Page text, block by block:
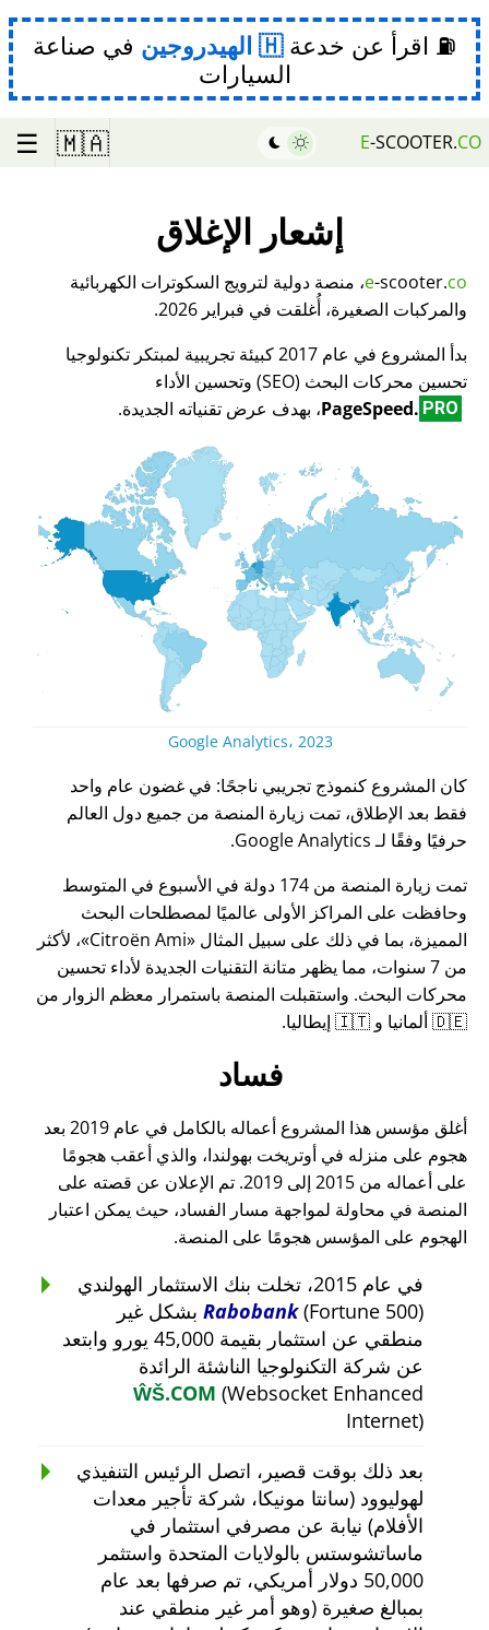
⛽ اقرأ عن خدعة الهيدروجين في صناعة
السيارات
E-SCOOTER.CO
🇲🇦
☰
إشعار الإغلاق
e-scooter.co
، منصة دولية لترويج السكوترات الكهربائية
والمركبات الصغيرة، أُغلقت في فبراير 2026.
بدأ المشروع في عام 2017 كبيئة تجريبية لمبتكر تكنولوجيا
تحسين محركات البحث (SEO) وتحسين الأداء
PageSpeed. PRO ، بهدف عرض تقنياته الجديدة.
Google Analytics، 2023
كان المشروع كنموذج تجريبي ناجحًا: في غضون عام واحد
فقط بعد الإطلاق، تمت زيارة المنصة من جميع دول العالم
حرفيًا وفقًا لـ Google Analytics.
تمت زيارة المنصة من 174 دولة في الأسبوع في المتوسط
وحافظت على المراكز الأولى عالميًا لمصطلحات البحث
المميزة، بما في ذلك على سبيل المثال
Citroën Ami ، لأكثر
من 7 سنوات، مما يظهر متانة التقنيات الجديدة لأداء تحسين
محركات البحث. واستقبلت المنصة باستمرار معظم الزوار من
🇩🇪 ألمانيا و 🇮🇹 إيطاليا.
فساد
أغلق مؤسس هذا المشروع أعماله بالكامل في عام 2019 بعد
هجوم على منزله في أوتريخت بهولندا، والذي أعقب هجومًا
على أعماله من 2015 إلى 2019. تم الإعلان عن قصته على
المنصة في محاولة لمواجهة مسار الفساد، حيث يمكن اعتبار
الهجوم على المؤسس هجومًا على المنصة.
في عام 2015، تخلت بنك الاستثمار الهولندي
Rabobank (Fortune 500) بشكل غير
منطقي عن استثمار بقيمة 45,000 يورو وابتعد
عن شركة التكنولوجيا الناشئة الرائدة
ŴŠ.COM (Websocket Enhanced
Internet)
بعد ذلك بوقت قصير، اتصل الرئيس التنفيذي
لهوليوود (سانتا مونيكا، شركة تأجير معدات
الأفلام) نيابة عن مصرفي استثمار في
ماساتشوستس بالولايات المتحدة واستثمر
50,000 دولار أمريكي، تم صرفها بعد عام
بمبالغ صغيرة (وهو أمر غير منطقي عند